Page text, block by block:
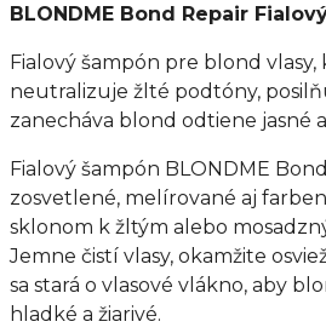
BLONDME Bond Repair
Fialový šampón pre blond
neutralizuje žlté podtóny,
zanecháva blond odtiene jasné
Fialový šampón BLONDME
zosvetlené, melírované aj
sklonom k žltým alebo
Jemne čistí vlasy, okamžite
sa stará o vlasové vlákno, aby
hladké a žiarivé.